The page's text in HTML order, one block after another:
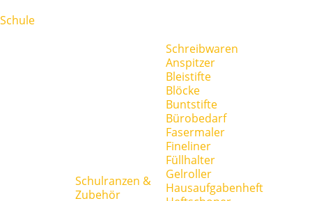
Schule
Schulranzen &
Zubehör
Schreibwaren
Anspitzer
Bleistifte
Blöcke
Buntstifte
Bürobedarf
Fasermaler
Fineliner
Füllhalter
Gelroller
Hausaufgabenheft